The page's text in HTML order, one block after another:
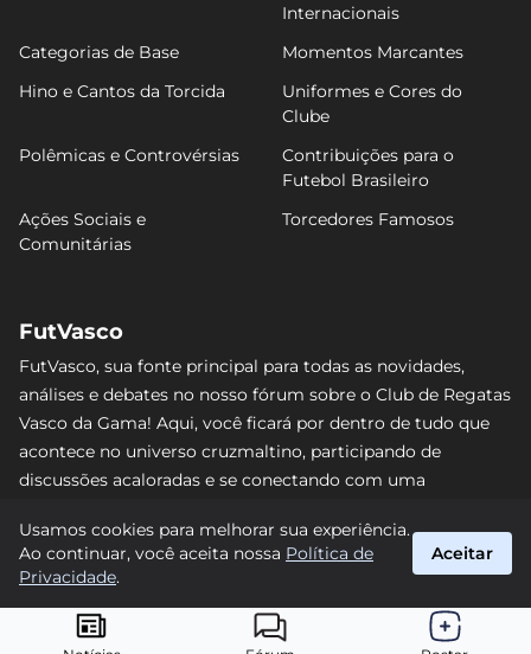
Internacionais
Categorias de Base
Momentos Marcantes
Hino e Cantos da Torcida
Uniformes e Cores do
Clube
Polêmicas e Controvérsias
Contribuições para o
Futebol Brasileiro
Ações Sociais e
Comunitárias
Torcedores Famosos
FutVasco
FutVasco, sua fonte principal para todas as novidades,
análises e debates no nosso fórum sobre o Club de Regatas
Vasco da Gama! Aqui, você ficará por dentro de tudo que
acontece no universo cruzmaltino, participando de
discussões acaloradas e se conectando com uma
nenhum lance e acompanhe de perto o caminho do Vasco
rumo às vitórias! #Vasco #FutVasco
© 2026 FutVasco. Todos os direitos reservados.
Usamos cookies para melhorar sua experiência.
Ao continuar, você aceita nossa Política de
Privacidade.
Aceitar